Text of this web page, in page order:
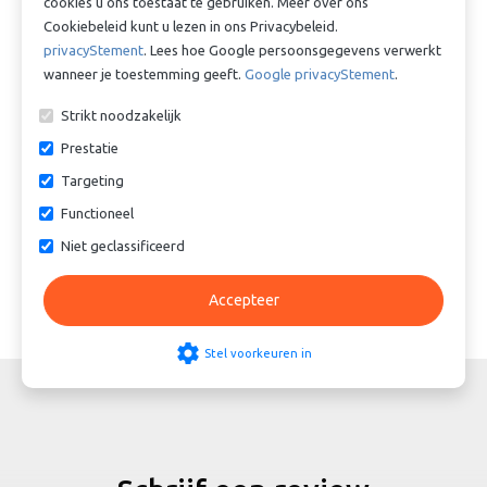
Slangtule Nr.40 RVS 1-1/2” x
38mm
€ 23,98
Cookiebeleid kunt u lezen in ons Privacybeleid.
privacyStement. Lees hoe Google persoonsgegevens verwerkt
wanneer je toestemming geeft. Google privacyStement.
Strikt noodzakelijk
Prestatie
Targeting
Functioneel
Niet geclassificeerd
Accepteer
settings Stel voorkeuren in